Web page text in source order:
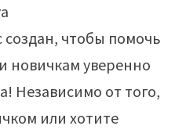
чтобы помочь
новичкам уверенно
Независимо от того,
или хотите